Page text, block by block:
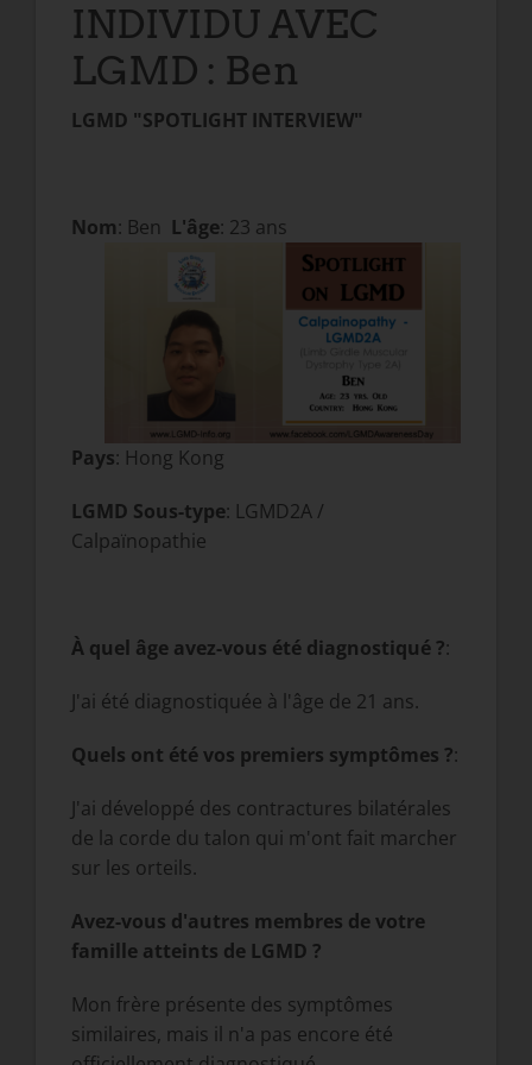
INDIVIDU AVEC
LGMD : Ben
LGMD "SPOTLIGHT INTERVIEW"
Nom: Ben L'âge: 23 ans
Pays: Hong Kong
LGMD Sous-type: LGMD2A /
Calpaïnopathie
À quel âge avez-vous été diagnostiqué ?:
J'ai été diagnostiquée à l'âge de 21 ans.
Quels ont été vos premiers symptômes ?:
J'ai développé des contractures bilatérales
de la corde du talon qui m'ont fait marcher
sur les orteils.
Avez-vous d'autres membres de votre
famille atteints de LGMD ?
Mon frère présente des symptômes
similaires, mais il n'a pas encore été